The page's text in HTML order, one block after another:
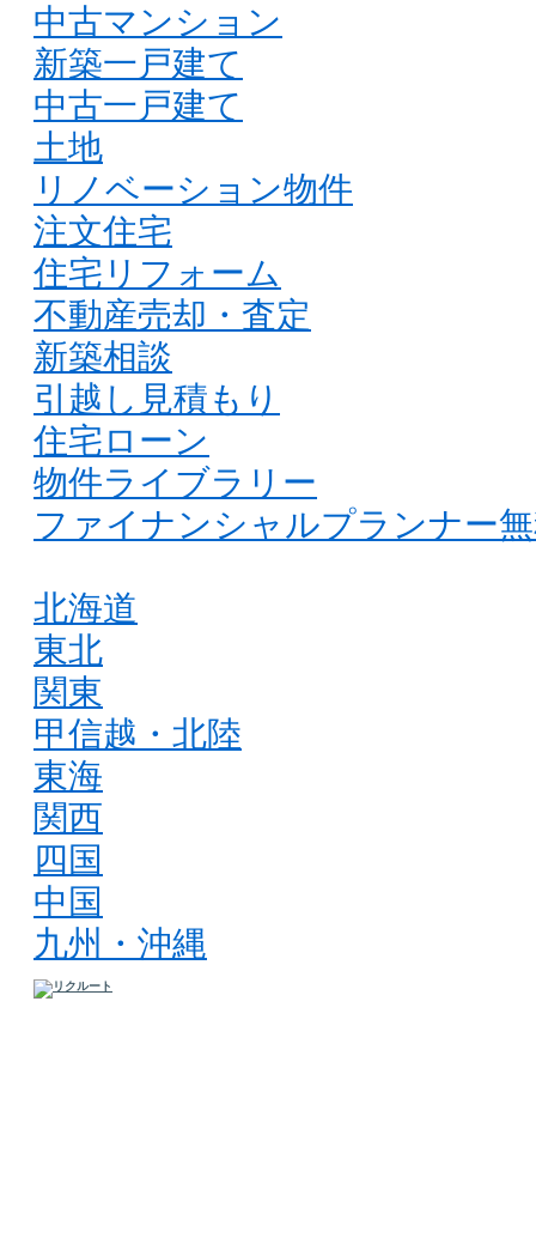
中古マンション
新築一戸建て
中古一戸建て
土地
リノベーション物件
注文住宅
住宅リフォーム
不動産売却・査定
新築相談
引越し見積もり
住宅ローン
物件ライブラリー
ファイナンシャルプランナー
北海道
東北
関東
甲信越・北陸
東海
関西
四国
中国
九州・沖縄